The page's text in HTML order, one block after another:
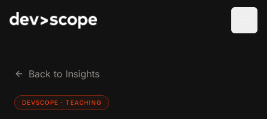
Back to Insights
DEVSCOPE · TEACHING